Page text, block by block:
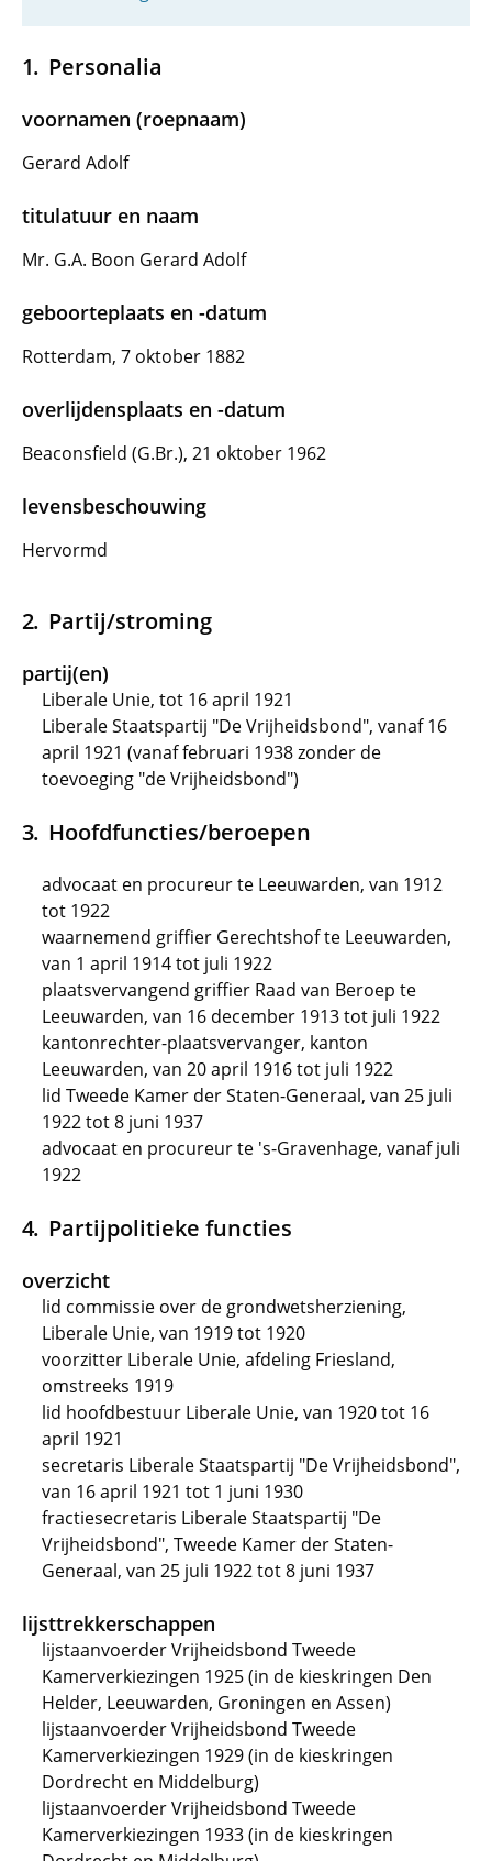
Personalia
voornamen (roepnaam)
Gerard Adolf
titulatuur en naam
Mr. G.A. Boon Gerard Adolf
geboorteplaats en -datum
Rotterdam, 7 oktober 1882
overlijdensplaats en -datum
Beaconsfield (G.Br.), 21 oktober 1962
levensbeschouwing
Hervormd
Partij/stroming
partij(en)
Liberale Unie, tot 16 april 1921
Liberale Staatspartij "De Vrijheidsbond", vanaf 16
april 1921 (vanaf februari 1938 zonder de
toevoeging "de Vrijheidsbond")
Hoofdfuncties/beroepen
advocaat en procureur te Leeuwarden, van 1912
tot 1922
waarnemend griffier Gerechtshof te Leeuwarden,
van 1 april 1914 tot juli 1922
plaatsvervangend griffier Raad van Beroep te
Leeuwarden, van 16 december 1913 tot juli 1922
kantonrechter-plaatsvervanger, kanton
Leeuwarden, van 20 april 1916 tot juli 1922
lid Tweede Kamer der Staten-Generaal, van 25 juli
1922 tot 8 juni 1937
advocaat en procureur te 's-Gravenhage, vanaf juli
1922
Partijpolitieke functies
overzicht
lid commissie over de grondwetsherziening,
Liberale Unie, van 1919 tot 1920
voorzitter Liberale Unie, afdeling Friesland,
omstreeks 1919
lid hoofdbestuur Liberale Unie, van 1920 tot 16
april 1921
secretaris Liberale Staatspartij "De Vrijheidsbond",
van 16 april 1921 tot 1 juni 1930
fractiesecretaris Liberale Staatspartij "De
Vrijheidsbond", Tweede Kamer der Staten-
Generaal, van 25 juli 1922 tot 8 juni 1937
lijsttrekkerschappen
lijstaanvoerder Vrijheidsbond Tweede
Kamerverkiezingen 1925 (in de kieskringen Den
Helder, Leeuwarden, Groningen en Assen)
lijstaanvoerder Vrijheidsbond Tweede
Kamerverkiezingen 1929 (in de kieskringen
Dordrecht en Middelburg)
lijstaanvoerder Vrijheidsbond Tweede
Kamerverkiezingen 1933 (in de kieskringen